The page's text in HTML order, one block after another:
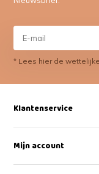
* Lees hier de
Klantenservice
Mijn account